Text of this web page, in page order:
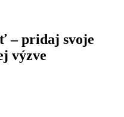
– pridaj svoje
výzve